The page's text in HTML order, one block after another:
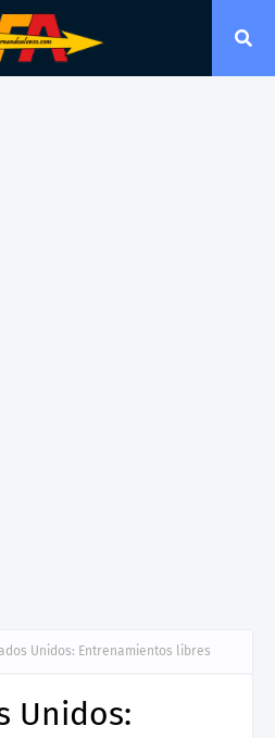
Unidos: Entrenamientos libres
Unidos: